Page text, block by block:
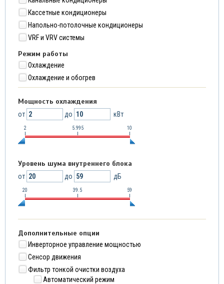
Кассетные кондиционеры
Напольно-потолочные кондиционеры
VRF и VRV системы
Режим работы
Охлаждение
Охлаждение и обогрев
Мощность охлаждения
от до кВт
2 5.995 10
Уровень шума внутреннего блока
от до дБ
20 39.5 59
Дополнительные опции
Инверторное управление мощностью
Сенсор движения
Фильтр тонкой очистки воздуха
Автоматический режим